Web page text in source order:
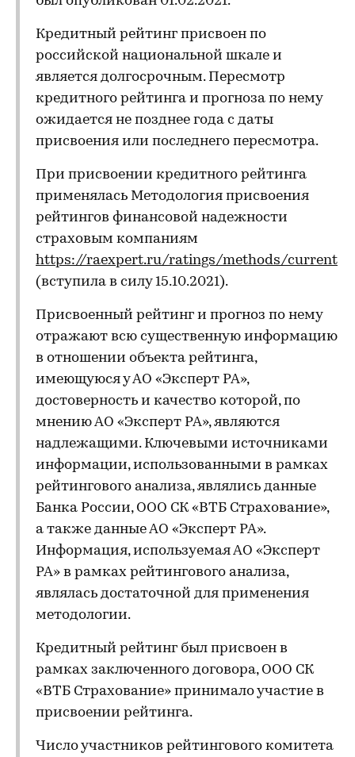
Кредитный рейтинг присвоен по
российской национальной шкале и
является долгосрочным. Пересмотр
кредитного рейтинга и прогноза по нему
ожидается не позднее года с даты
присвоения или последнего пересмотра.
При присвоении кредитного рейтинга
применялась Методология присвоения
рейтингов финансовой надежности
страховым компаниям
https://raexpert.ru/ratings/methods/current
(вступила в силу 15.10.2021).
Присвоенный рейтинг и прогноз по нему
отражают всю существенную информацию
в отношении объекта рейтинга,
имеющуюся у АО «Эксперт РА»,
достоверность и качество которой, по
мнению АО «Эксперт РА», являются
надлежащими. Ключевыми источниками
информации, использованными в рамках
рейтингового анализа, являлись данные
Банка России, ООО СК «ВТБ Страхование»,
а также данные АО «Эксперт РА».
Информация, используемая АО «Эксперт
РА» в рамках рейтингового анализа,
являлась достаточной для применения
методологии.
Кредитный рейтинг был присвоен в
рамках заключенного договора, ООО СК
«ВТБ Страхование» принимало участие в
присвоении рейтинга.
Число участников рейтингового комитета